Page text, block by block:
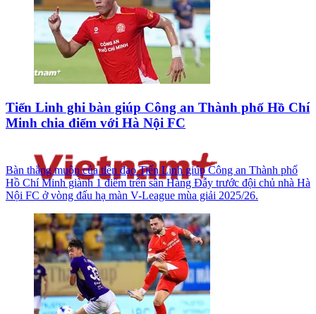
Tiến Linh ghi bàn giúp Công an Thành phố Hồ Chí
Minh chia điểm với Hà Nội FC
Bàn thắng muộn của tiền đạo Tiến Linh giúp Công an Thành phố
Hồ Chí Minh giành 1 điểm trên sân Hàng Đẫy trước đội chủ nhà Hà
Nội FC ở vòng đấu hạ màn V-League mùa giải 2025/26.